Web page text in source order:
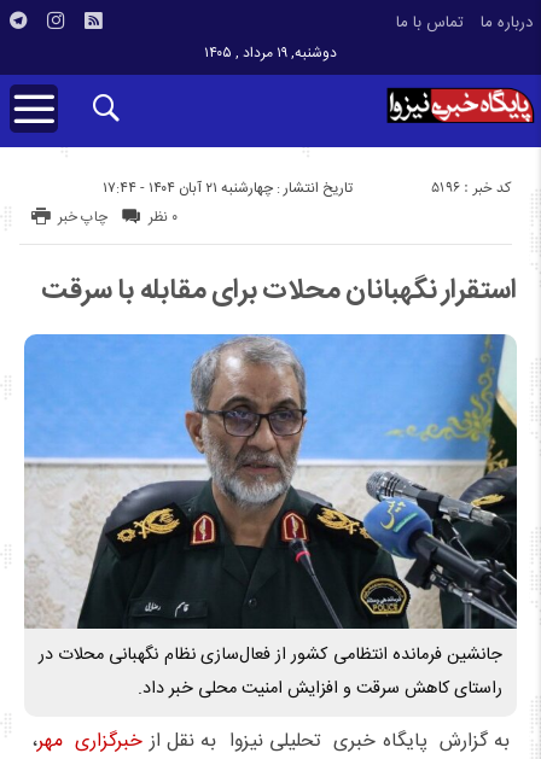
درباره ما تماس با ما
دوشنبه, ۱۹ مرداد , ۱۴۰۵
تاریخ انتشار : چهارشنبه ۲۱ آبان ۱۴۰۴ - ۱۷:۴۴ کد خبر : 5196
چاپ خبر ۰ نظر
استقرار نگهبانان محلات برای مقابله با سرقت
جانشین فرمانده انتظامی کشور از فعال‌سازی نظام نگهبانی محلات در
راستای کاهش سرقت و افزایش امنیت محلی خبر داد.
به گزارش پایگاه خبری تحلیلی نیزوا به نقل ازخبرگزاری مهر،